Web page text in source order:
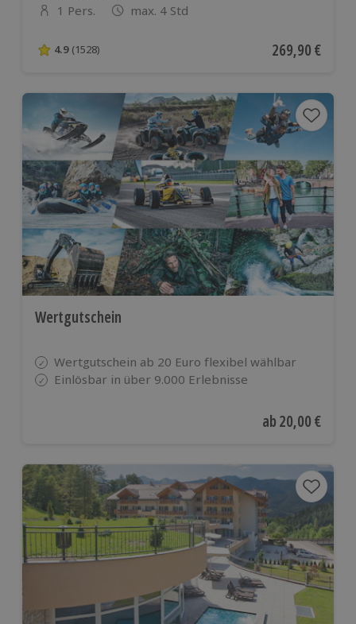
Anzahl der Teilnehmer
1 Pers. max. 4 Std
4.9 von 5 Sternen basierend auf 1528 Bewertungen
4.9 (1528) Aktueller Preis
269,90 €
Wertgutschein
Wertgutschein ab 20 Euro flexibel wählbar
Einlösbar in über 9.000 Erlebnisse
Aktueller Preis
ab20,00 €